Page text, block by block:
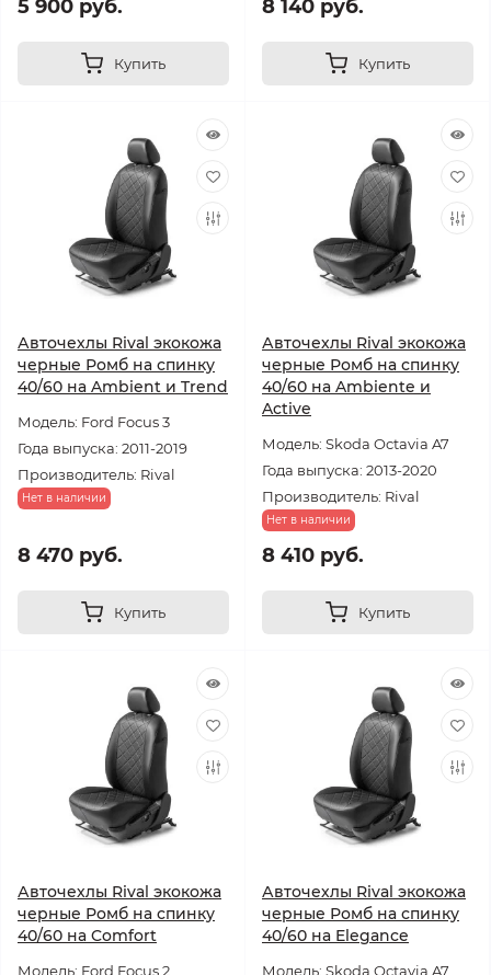
5 900 руб.
Купить
8 140 руб.
Купить
Авточехлы Rival экокожа
черные Ромб на спинку
40/60 на Ambient и Trend
Модель: Ford Focus 3
Года выпуска: 2011-2019
Производитель: Rival
Нет в наличии
8 470 руб.
Купить
Авточехлы Rival экокожа
черные Ромб на спинку
40/60 на Ambiente и
Active
Модель: Skoda Octavia A7
Года выпуска: 2013-2020
Производитель: Rival
Нет в наличии
8 410 руб.
Купить
Авточехлы Rival экокожа
черные Ромб на спинку
40/60 на Comfort
Модель: Ford Focus 2
Авточехлы Rival экокожа
черные Ромб на спинку
40/60 на Elegance
Модель: Skoda Octavia A7